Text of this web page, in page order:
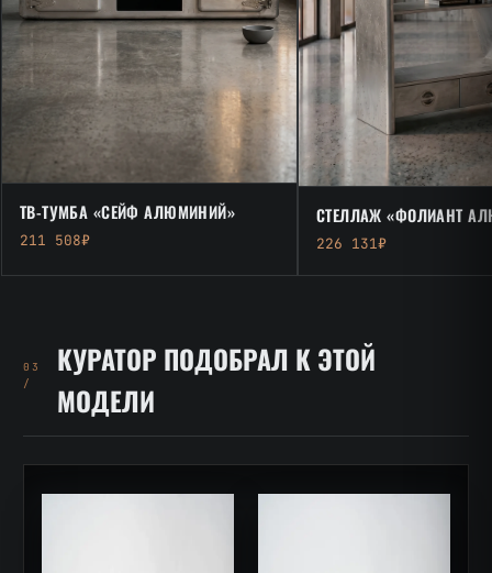
ТВ-ТУМБА «СЕЙФ АЛЮМИНИЙ»
211 508₽
СТЕЛЛАЖ «ФОЛИАНТ
226 131₽
03
/
КУРАТОР ПОДОБРАЛ К ЭТОЙ
МОДЕЛИ